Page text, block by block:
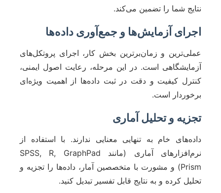
نتایج شما را تضمین می‌کند.
اجرای آزمایش‌ها و جمع‌آوری داده‌ها
عملی‌ترین و زمان‌برترین بخش کار، اجرای پروتکل‌های
آزمایشگاهی است. در این مرحله، رعایت اصول ایمنی،
کنترل کیفیت و دقت در ثبت داده‌ها از اهمیت ویژه‌ای
برخوردار است.
تجزیه و تحلیل آماری
داده‌های خام به تنهایی معنایی ندارند. با استفاده از
نرم‌افزارهای آماری (مانند SPSS, R, GraphPad
Prism) و مشورت با متخصصین آمار، داده‌ها را تجزیه و
تحلیل کرده و به نتایج قابل تفسیر تبدیل کنید.